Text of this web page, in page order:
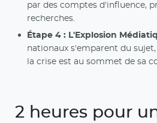
par des comptes d'influence,
recherches.
Étape 4 : L'Explosion
nationaux s'emparent du
la crise est au sommet de sa
2 heures pour